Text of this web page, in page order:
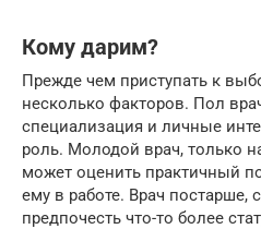
Кому дарим?
Прежде чем приступать к
несколько факторов. Пол
специализация и личные
роль. Молодой врач, только
может оценить практичный
ему в работе. Врач
предпочесть что-то более